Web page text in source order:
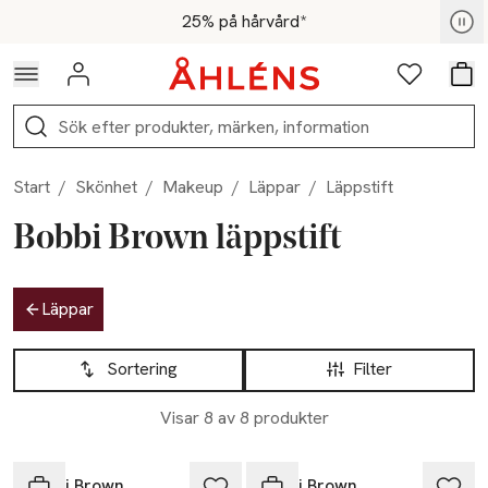
Hoppa till navigationsmenyn25% på hårvård*
För medlemmar - Shoppa nu
Logga in Favoriter
Sök
Start / Skönhet / Makeup / Läppar / Läppstift
Bobbi Brown läppstift
Hoppa till produktsidan
Läppar
Hoppa till produktsidan
Filter
Sortering
Visar 8 av 8 produkter
Lista över produkter